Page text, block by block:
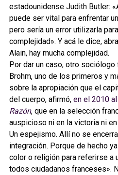
estadounidense Judith Butler:
puede ser vital para enfrentar
pero sería un error utilizarla
complejidad». Y acá le dice,
Alain, hay mucha complejidad.
Por dar un caso, otro
Brohm, uno de los primeros y
sobre la apropiación que el
del cuerpo, afirmó, en el 2010
Razón, que en la selección
auspicioso ni en la victoria ni
Un espejismo. Allí no se
integración. Porque de hecho
color o religión para referirse a
todos ciudadanos franceses».